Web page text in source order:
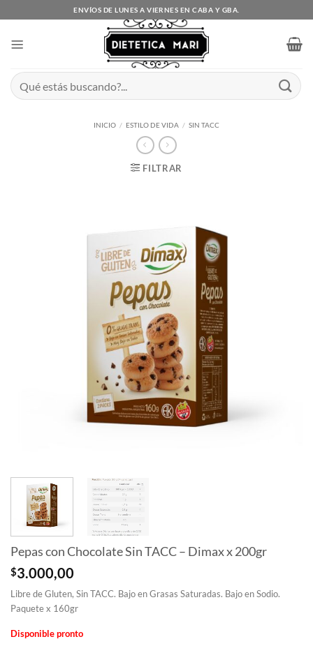
al
ENVÍOS DE LUNES A VIERNES EN CABA Y GBA.
Buscar
por:
INICIO / ESTILO DE VIDA / SIN TACC
FILTRAR
Pepas con Chocolate Sin TACC – Dimax x 200gr
$3.000,00
Libre de Gluten, Sin TACC. Bajo en Grasas Saturadas. Bajo en Sodio.
Paquete x 160gr
Disponible pronto